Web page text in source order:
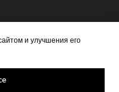
и улучшения его